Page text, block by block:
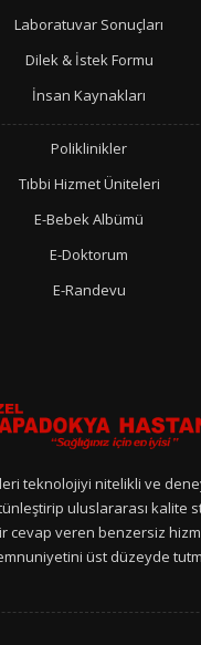
Laboratuvar Sonuçları
Dilek & İstek Formu
İnsan Kaynakları
Poliklinikler
Tıbbi Hizmet Üniteleri
E-Bebek Albümü
E-Doktorum
E-Randevu
teknolojiyi nitelikli ve
uluslararası kalite
cevap veren benzersiz
üst düzeyde